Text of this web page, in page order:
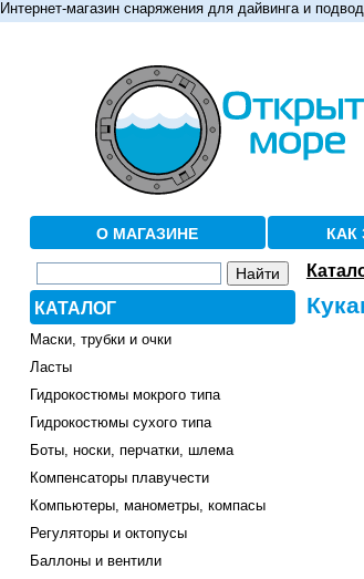
Интернет-магазин снаряжения для дайвинга и
О МАГАЗИНЕ КАК
КАТАЛОГ
Маски, трубки и очки
Ласты
Гидрокостюмы мокрого типа
Гидрокостюмы сухого типа
Боты, носки, перчатки, шлема
Компенсаторы плавучести
Компьютеры, манометры, компасы
Регуляторы и октопусы
Баллоны и вентили